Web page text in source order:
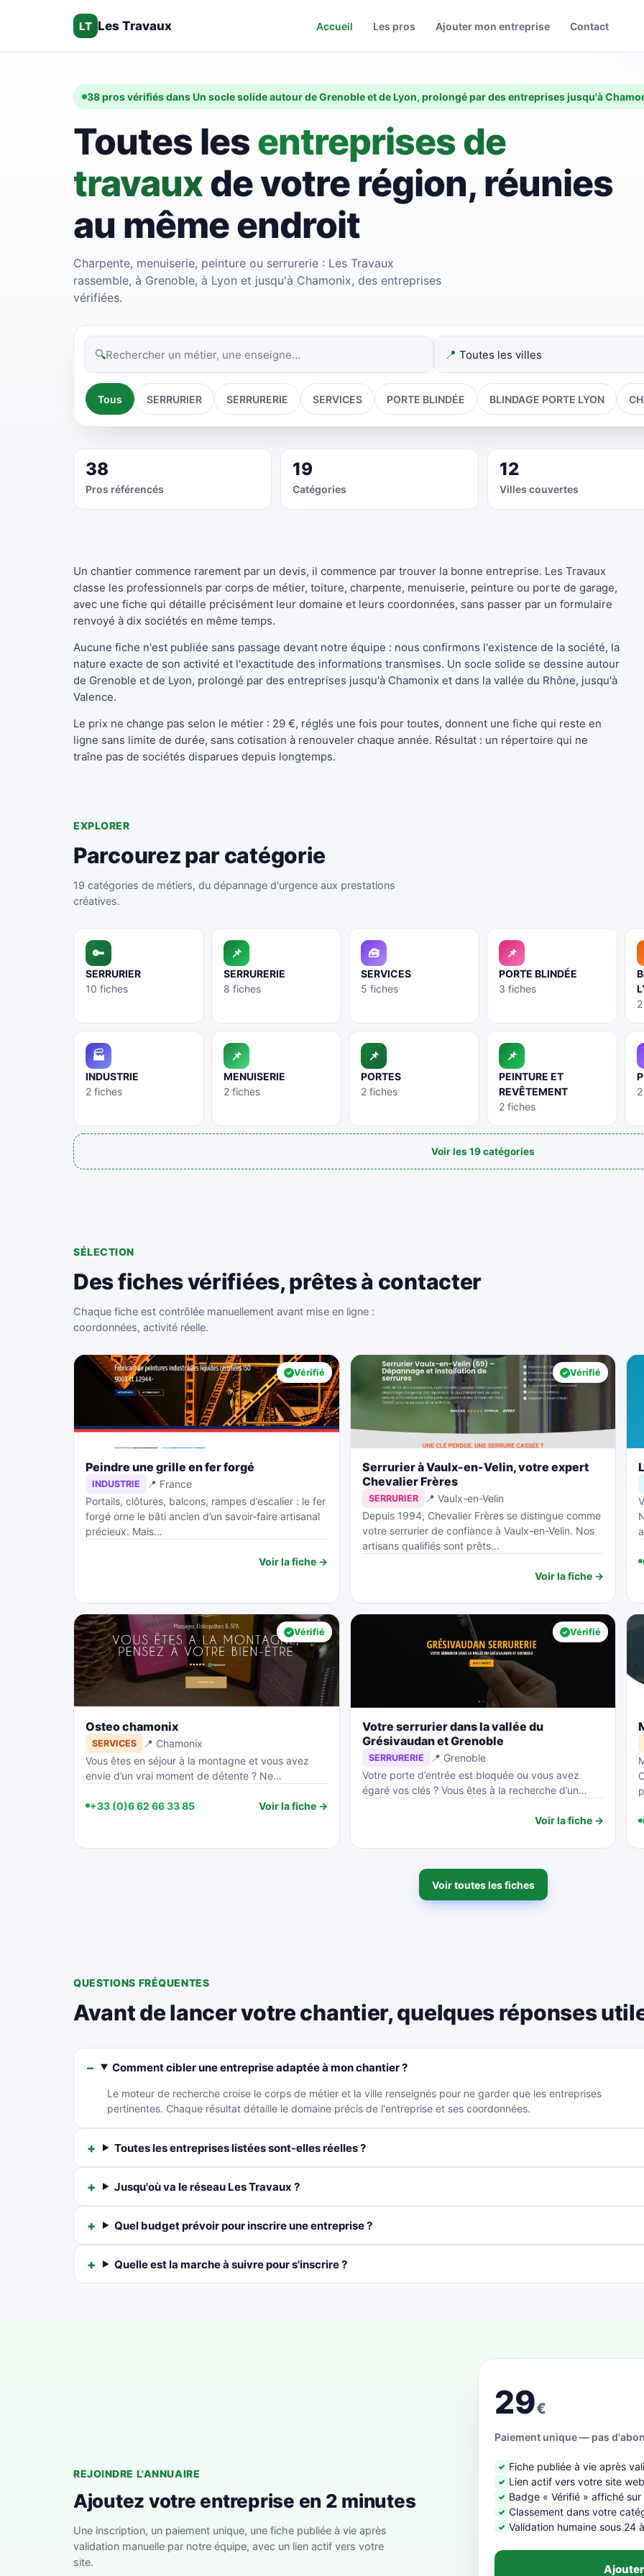
LT Les Travaux Accueil Les pros Ajouter mon entreprise Contact
38 pros vérifiés dans Un socle solide autour de Grenoble et de Lyon, prolongé par des entreprises jusqu'à
Toutes lesentreprises de
travauxde votre région, réunies
au même endroit
Charpente, menuiserie, peinture ou serrurerie : Les Travaux
rassemble, à Grenoble, à Lyon et jusqu'à Chamonix, des entreprises
vérifiées.
🔍 📍
Tous SERRURIER SERRURERIE SERVICES PORTE BLINDÉE BLINDAGE PORTE LYON
38
Pros référencés
19
Catégories
12
Villes couvertes
Un chantier commence rarement par un devis, il commence par trouver la bonne entreprise. Les Travaux
classe les professionnels par corps de métier, toiture, charpente, menuiserie, peinture ou porte de garage,
avec une fiche qui détaille précisément leur domaine et leurs coordonnées, sans passer par un formulaire
renvoyé à dix sociétés en même temps.
Aucune fiche n'est publiée sans passage devant notre équipe : nous confirmons l'existence de la société, la
nature exacte de son activité et l'exactitude des informations transmises. Un socle solide se dessine autour
de Grenoble et de Lyon, prolongé par des entreprises jusqu'à Chamonix et dans la vallée du Rhône, jusqu'à
Valence.
Le prix ne change pas selon le métier : 29 €, réglés une fois pour toutes, donnent une fiche qui reste en
ligne sans limite de durée, sans cotisation à renouveler chaque année. Résultat : un répertoire qui ne
traîne pas de sociétés disparues depuis longtemps.
EXPLORER
Parcourez par catégorie
19 catégories de métiers, du dépannage d'urgence aux prestations
créatives.
🔑
SERRURIER
10 fiches
📌
SERRURERIE
8 fiches
🧰
SERVICES
5 fiches
📌
PORTE BLINDÉE
3 fiches
🏭
INDUSTRIE
2 fiches
📌
MENUISERIE
2 fiches
📌
PORTES
2 fiches
📌
PEINTURE ET
REVÊTEMENT
2 fiches
Voir les 19 catégories
SÉLECTION
Des fiches vérifiées, prêtes à contacter
Chaque fiche est contrôlée manuellement avant mise en ligne :
coordonnées, activité réelle.
Vérifié
Peindre une grille en fer forgé
INDUSTRIE
📍 France
Portails, clôtures, balcons, rampes d’escalier : le fer
forgé orne le bâti ancien d’un savoir-faire artisanal
précieux. Mais…
Voir la fiche →
Vérifié
Serrurier à Vaulx-en-Velin, votre expert
Chevalier Frères
SERRURIER
📍 Vaulx-en-Velin
Depuis 1994, Chevalier Frères se distingue comme
votre serrurier de confiance à Vaulx-en-Velin. Nos
artisans qualifiés sont prêts…
Voir la fiche →
Vérifié
Osteo chamonix
SERVICES
📍 Chamonix
Vous êtes en séjour à la montagne et vous avez
envie d’un vrai moment de détente ? Ne…
+33 (0)6 62 66 33 85 Voir la fiche →
Vérifié
Votre serrurier dans la vallée du
Grésivaudan et Grenoble
SERRURERIE
📍 Grenoble
Votre porte d’entrée est bloquée ou vous avez
égaré vos clés ? Vous êtes à la recherche d’un…
Voir la fiche →
Voir toutes les fiches
QUESTIONS FRÉQUENTES
Avant de lancer votre chantier, quelques réponses
Comment cibler une entreprise adaptée à mon chantier ?
Le moteur de recherche croise le corps de métier et la ville renseignés pour ne garder que les entreprises
pertinentes. Chaque résultat détaille le domaine précis de l'entreprise et ses coordonnées.
Toutes les entreprises listées sont-elles réelles ?
Jusqu'où va le réseau Les Travaux ?
Quel budget prévoir pour inscrire une entreprise ?
Quelle est la marche à suivre pour s'inscrire ?
REJOINDRE L'ANNUAIRE
Ajoutez votre entreprise en 2 minutes
Une inscription, un paiement unique, une fiche publiée à vie après
validation manuelle par notre équipe, avec un lien actif vers votre
site.
29€
Paiement unique — pas
✓ Fiche publiée à vie après
✓ Lien actif vers votre site web
✓ Badge « Vérifié » affiché
✓ Classement dans votre
✓ Validation humaine sous 24